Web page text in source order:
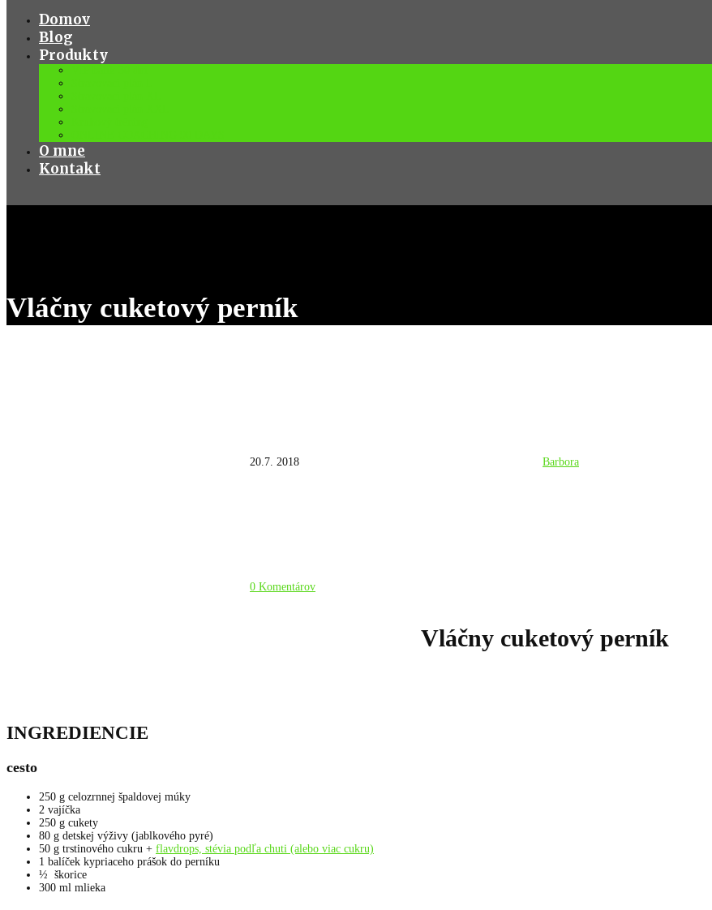
Domov
Blog
Produkty
O mne
Kontakt
Vláčny cuketový perník
20.7. 2018 Barbora
0 Komentárov
Vláčny cuketový perník
INGREDIENCIE
cesto
250 g celozrnnej špaldovej múky
2 vajíčka
250 g cukety
80 g detskej výživy (jablkového pyré)
50 g trstinového cukru + flavdrops, stévia podľa chuti (alebo viac cukru)
1 balíček kypriaceho prášok do perníku
½ škorice
300 ml mlieka